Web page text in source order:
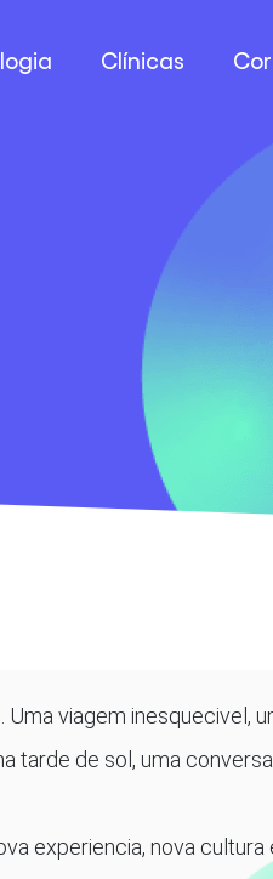
Clínicas
viagem inesquecivel,
tarde de sol, uma
experiencia, nova cultura